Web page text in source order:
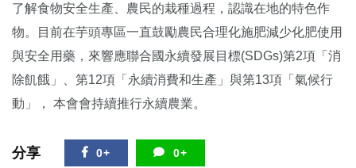
了解食物安全生產、農民的栽種過程，認識在地的特色作
物。目前在芋頭專區一直鼓勵農民合理化施肥減少化肥使用
與安全用藥，來響應聯合國永續發展目標(SDGs)第2項「消
除飢餓」、第12項「永續消費和生產」與第13項「氣候行
動」， 本會會持續推行永續農業。
分享 0+ 0+